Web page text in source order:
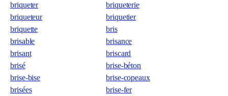
briqueter
briqueterie
briqueteur
briquetier
briquette
bris
brisable
brisance
brisant
briscard
brisé
brise-béton
brise-bise
brise-copeaux
brisées
brise-fer